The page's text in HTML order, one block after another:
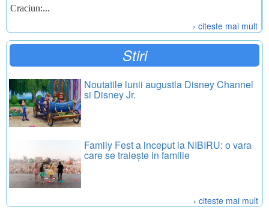
Craciun:...
› citeste mai mult
Stiri
Noutatile lunii augustla Disney Channel
si Disney Jr.
Family Fest a inceput la NIBIRU: o vara
care se traiește in familie
› citeste mai mult